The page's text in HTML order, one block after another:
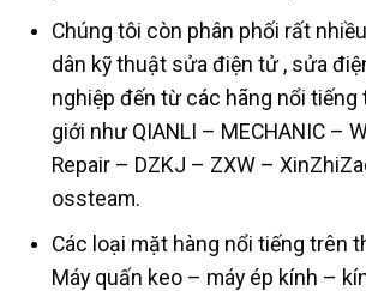
Chúng tôi còn phân phối rất
dân kỹ thuật sửa điện tử , sửa
nghiệp đến từ các hãng nổi tiếng
giới như QIANLI – MECHANIC –
Repair – DZKJ – ZXW –
ossteam.
Các loại mặt hàng nổi tiếng trên
Máy quấn keo – máy ép kính –